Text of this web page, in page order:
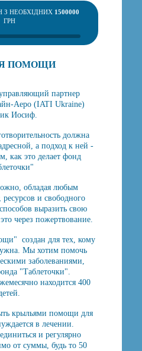
З НЕОБХІДНИХ 1500000
ГРН
ПОМОЩИ
партнер
Аеро (IATI Ukraine)
Иосиф.
должна
а подход к ней -
как это делает фонд
обладая любым
ресурсов и свободного
выразить свою
через пожертвование.
создан для тех, кому
Мы хотим помочь
заболеваниями,
"Таблеточки".
находится 400
крыльями помощи для
в лечении.
и регулярно
от суммы, будь то 50